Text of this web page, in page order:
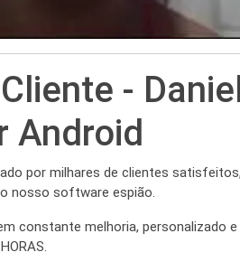
-
Android
por milhares de clientes
nosso software espião.
constante melhoria, personalizado